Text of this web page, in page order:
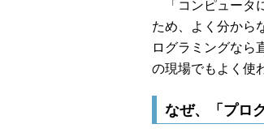
「コンピュータ
ため、よく分から
ログラミングなら
の現場でもよく使
なぜ、「プロ